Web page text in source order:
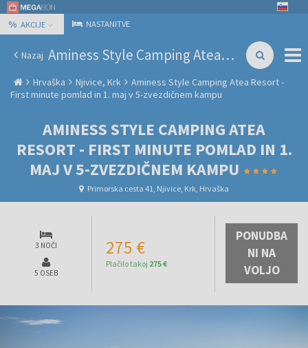
% AKCIJE NASTANITVE
Nazaj Aminess Style Camping Atea Resort - First minute pomlad in 1. maj v 5-zvezdičnem kampu
Hrvaška Njivice, Krk
Aminess Style Camping Atea Resort -
First minute pomlad in 1. maj v 5-zvezdičnem kampu
AMINESS STYLE CAMPING ATEA
RESORT - FIRST MINUTE POMLAD IN 1.
MAJ V 5-ZVEZDIČNEM KAMPU
Primorska cesta 41, Njivice, Krk, Hrvaška
3 NOČI
5 OSEB
275 €
Plačilo takoj 275 €
PONUDBA
NI NA
VOLJO